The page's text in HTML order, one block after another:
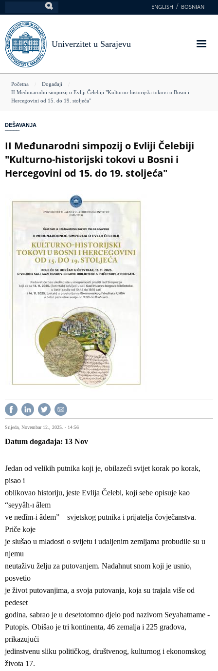
na
glavni
sadržaj
ENGLISH BOSNIAN
Univerzitet u Sarajevu
You
are
Početna
Događaji
II Međunarodni simpozij o Evliji Čelebiji "Kulturno-historijski tokovi u Bosni i
Hercegovini od 15. do 19. stoljeća"
DEŠAVANJA
II Međunarodni simpozij o Evliji Čelebiji
"Kulturno-historijski tokovi u Bosni i
Hercegovini od 15. do 19. stoljeća"
Srijeda, Novembar 12., 2025. - 14:56
Datum događaja 13 Nov
Jedan od velikih putnika koji je, obilazeći svijet korak po korak,
pisao i
oblikovao historiju, jeste Evlija Čelebi, koji sebe opisuje kao
“seyyâh-ı âlem
ve nedîm-i âdem” – svjetskog putnika i prijatelja čovječanstva.
Priče koje
je slušao u mladosti o svijetu i udaljenim zemljama probudile su u
njemu
neutaživu želju za putovanjem. Nadahnut snom koji je usnio,
posvetio
je život putovanjima, a svoja putovanja, koja su trajala više od
pedeset
godina, sabrao je u desetotomno djelo pod nazivom Seyahatname -
Putopis. Obišao je tri kontinenta, 46 zemalja i 225 gradova,
prikazujući
jedinstvenu sliku političkog, društvenog, kulturnog i ekonomskog
života 17.